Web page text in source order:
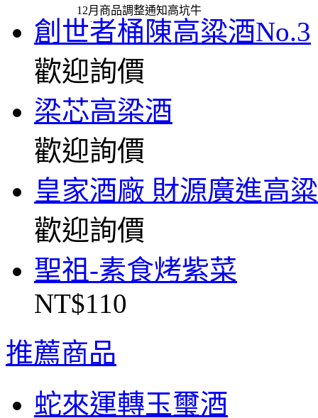
12月商品調整通知高坑牛
肉乾 12/1起 調整公克數肉
乾類 原170g 改為 160g肉角
(隨身包) 維持160g不變特殊
口味：蜜汁牛肉乾 原140g
改為130g
7/6-7/15公休 暫停出貨❗請見
您好，本店將於7/6-7/15公
休特產訂單暫停出貨 請見
諒有問題歡迎+LINE詢問帳
號：@gnkim謝謝^^
創世者桶陳高粱酒No.3
歡迎詢價
梁芯高梁酒
歡迎詢價
皇家酒廠 財源廣進高
歡迎詢價
聖祖-素食烤紫菜
NT$110
推薦商品
蛇來運轉玉璽酒